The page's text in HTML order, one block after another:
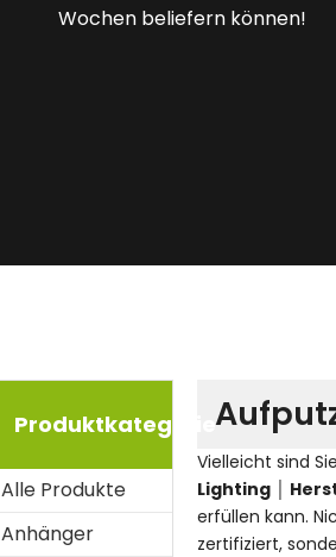
Wochen beliefern können!
Produktkategorie
Alle Produkte
Anhänger
Vielleicht sind
Lighting │
erfüllen kann.
zertifiziert,